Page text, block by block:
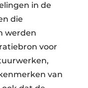
in de
die
werden
voor
van